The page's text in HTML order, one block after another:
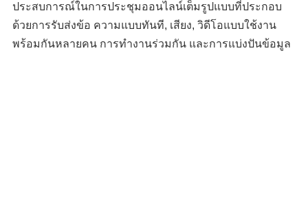
ประสบการณ์ในการประชุมออนไลน์เต็มรูปแบบที่ประกอบ
ด้วยการรับส่งข้อ ความแบบทันที, เสียง, วิดีโอแบบใช้งาน
พร้อมกันหลายคน การทำงานร่วมกัน และการแบ่งปันข้อมูล